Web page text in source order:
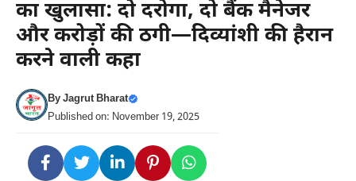
का खुलासा: दो दरोगा, दो बैंक मैनेजर
और करोड़ों की ठगी—दिव्यांशी की हैरान
करने वाली कहा
ByJagrut Bharat
Published on: November 19, 2025